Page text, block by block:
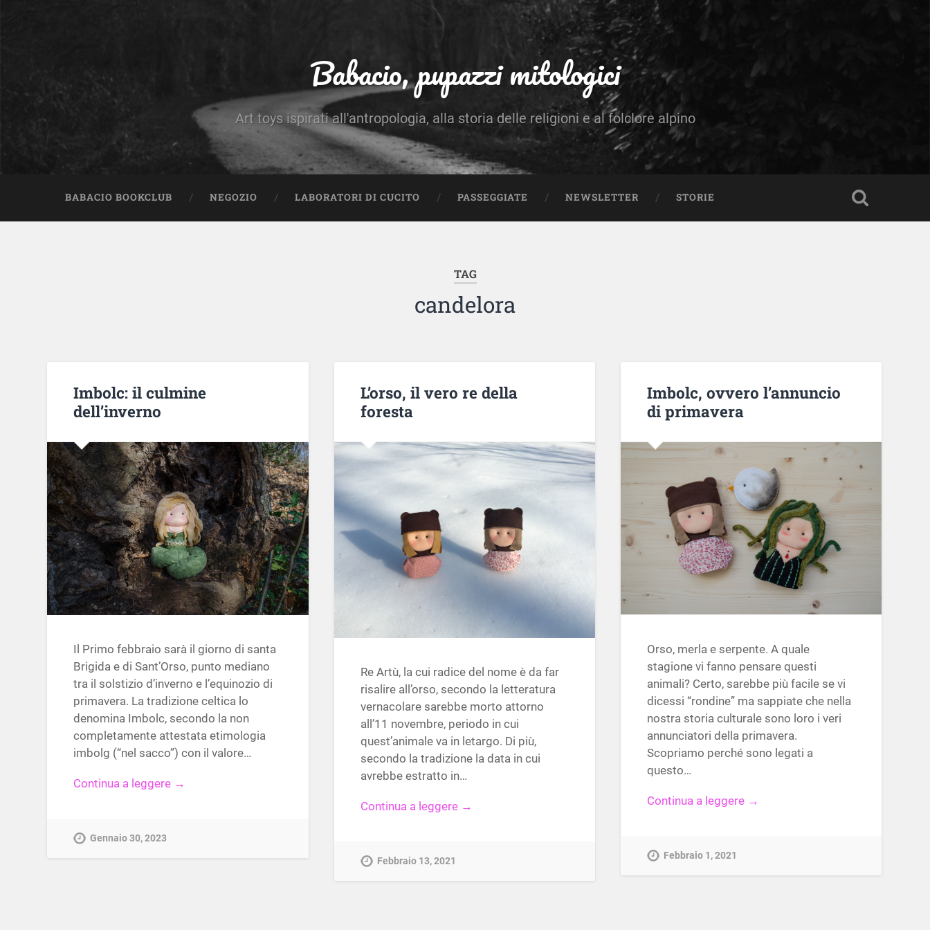
Babacio, pupazzi mitologici
Art toys ispirati all'antropologia, alla storia delle religioni e al folclore alpino
BABACIO BOOKCLUB NEGOZIO LABORATORI DI CUCITO PASSEGGIATE NEWSLETTER STORIE
TAG
candelora
Imbolc: il culmine
dell’inverno
Il Primo febbraio sarà il giorno di santa
Brigida e di Sant’Orso, punto mediano
tra il solstizio d’inverno e l’equinozio di
primavera. La tradizione celtica lo
denomina Imbolc, secondo la non
completamente attestata etimologia
imbolg (“nel sacco”) con il valore…
Continua a leggere →
Gennaio 30, 2023
L’orso, il vero re della
foresta
Re Artù, la cui radice del nome è da far
risalire all’orso, secondo la letteratura
vernacolare sarebbe morto attorno
all’11 novembre, periodo in cui
quest’animale va in letargo. Di più,
secondo la tradizione la data in cui
avrebbe estratto in…
Continua a leggere →
Febbraio 13, 2021
Imbolc, ovvero l’annuncio
di primavera
Orso, merla e serpente. A quale
stagione vi fanno pensare questi
animali? Certo, sarebbe più facile se vi
dicessi “rondine” ma sappiate che nella
nostra storia culturale sono loro i veri
annunciatori della primavera.
Scopriamo perché sono legati a
questo…
Continua a leggere →
Febbraio 1, 2021